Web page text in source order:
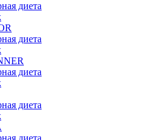
диета
диета
диета
диета
диета